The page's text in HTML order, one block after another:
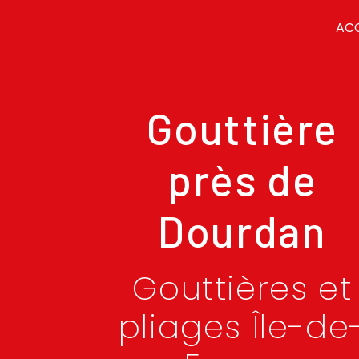
Gouttière
près de
Dourdan
Gouttières et
pliages Île-